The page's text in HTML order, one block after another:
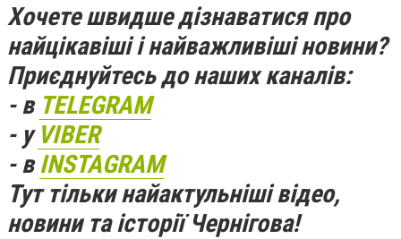
Хочете швидше дізнаватися про
найцікавіші і найважливіші новини?
Приєднуйтесь до наших каналів:
- в TELEGRAM
- у VIBER
- вINSTAGRAM
Тут тільки найактульніші відео,
новини та історії Чернігова!